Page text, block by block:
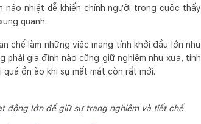
náo nhiệt dễ khiến chính người trong cuộc thấy
quanh.
chế làm những việc mang tính khởi đầu lớn như
phải gia đình nào cũng giữ nghiêm như xưa, tinh
ồn ào khi sự mất mát còn rất mới.
động lớn để giữ sự trang nghiêm và tiết chế